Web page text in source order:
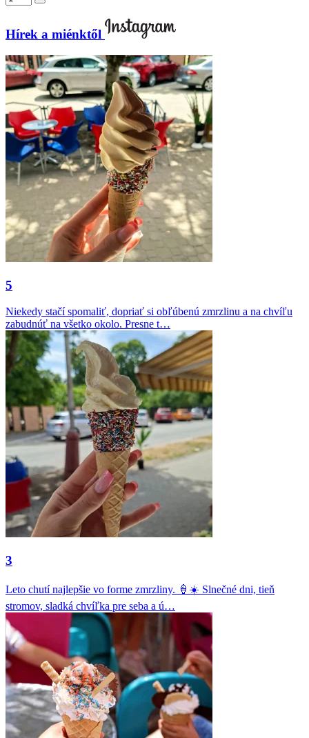
Hírek a miénktől
5
Niekedy stačí spomaliť, dopriať si obľúbenú zmrzlinu a na chvíľu
zabudnúť na všetko okolo. Presne t…
3
Leto chutí najlepšie vo forme zmrzliny. 🍦☀️ Slnečné dni, tieň
stromov, sladká chvíľka pre seba a ú…